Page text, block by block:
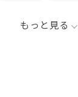
もっと見る